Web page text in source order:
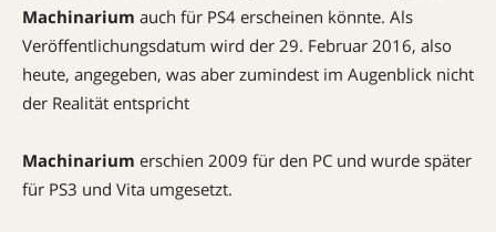
Machinarium auch für PS4 erscheinen könnte. Als
Veröffentlichungsdatum wird der 29. Februar 2016, also
heute, angegeben, was aber zumindest im Augenblick nicht
der Realität entspricht
Machinarium erschien 2009 für den PC und wurde später
für PS3 und Vita umgesetzt.